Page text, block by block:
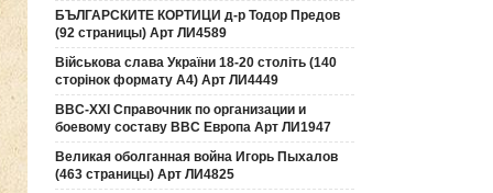
БЪЛГАРСКИТЕ КОРТИЦИ д-р Тодор Предов
(92 страницы) Арт ЛИ4589
Військова слава України 18-20 століть (140
сторінок формату А4) Арт ЛИ4449
ВВС-ХХI Справочник по организации и
боевому составу ВВС Европа Арт ЛИ1947
Великая оболганная война Игорь Пыхалов
(463 страницы) Арт ЛИ4825